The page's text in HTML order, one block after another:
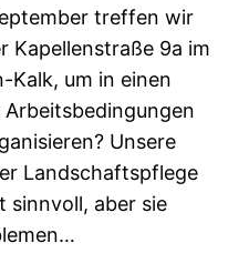
treffen wir
Kapellenstraße 9a im
Kalk, um in einen
Unsere
Landschaftspflege
sinnvoll, aber sie